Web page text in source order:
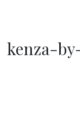
kenza-